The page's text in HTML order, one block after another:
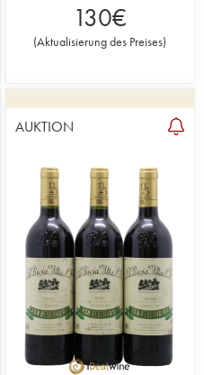
130€
(Aktualisierung des Preises)
AUKTION